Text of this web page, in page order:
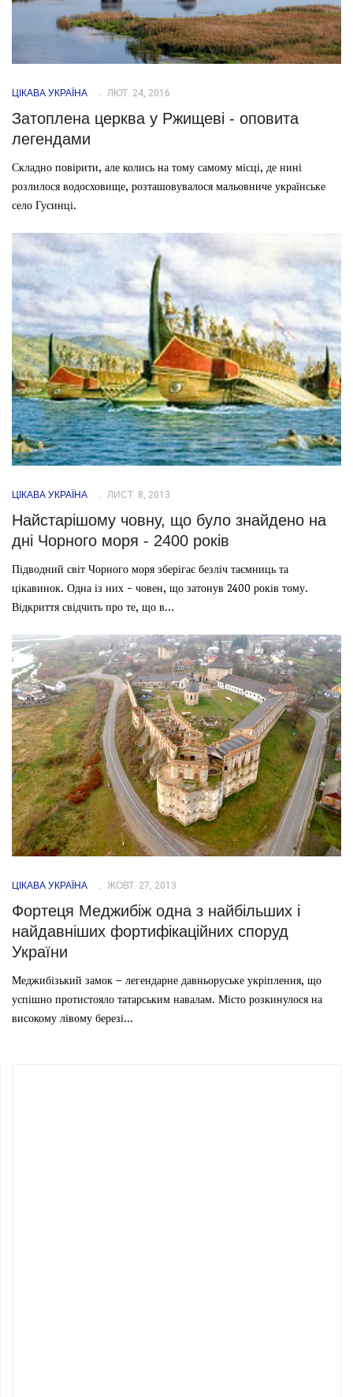
ЦІКАВА УКРАЇНА ЛЮТ. 24, 2016
Затоплена церква у Ржищеві - оповита
легендами
Складно повірити, але колись на тому самому місці, де нині
розлилося водосховище, розташовувалося мальовниче українське
село Гусинці.
ЦІКАВА УКРАЇНА ЛИСТ. 8, 2013
Найстарішому човну, що було знайдено на
дні Чорного моря - 2400 років
Підводний світ Чорного моря зберігає безліч таємниць та
цікавинок. Одна із них - човен, що затонув 2400 років тому.
Відкриття свідчить про те, що в...
ЦІКАВА УКРАЇНА ЖОВТ. 27, 2013
Фортеця Меджибіж одна з найбільших і
найдавніших фортифікаційних споруд
України
Меджибізький замок – легендарне давньоруське укріплення, що
успішно протистояло татарським навалам. Місто розкинулося на
високому лівому березі...